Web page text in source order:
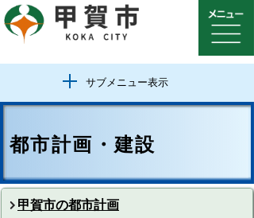
サブメニュー表示
都市計画・建設
甲賀市の都市計画